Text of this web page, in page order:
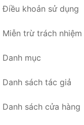
Điều khoản sử dụng
Miễn trừ trách nhiệm
Danh mục
Danh sách tác giả
Danh sách cửa hàng